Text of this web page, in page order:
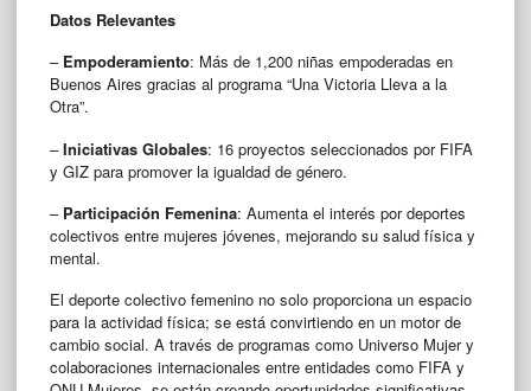
Datos Relevantes
– Empoderamiento: Más de 1,200 niñas empoderadas en
Buenos Aires gracias al programa “Una Victoria Lleva a la
Otra”.
–Iniciativas Globales: 16 proyectos seleccionados por FIFA
y GIZ para promover la igualdad de género.
– Participación Femenina: Aumenta el interés por deportes
colectivos entre mujeres jóvenes, mejorando su salud física y
mental.
El deporte colectivo femenino no solo proporciona un espacio
para la actividad física; se está convirtiendo en un motor de
cambio social. A través de programas como Universo Mujer y
colaboraciones internacionales entre entidades como FIFA y